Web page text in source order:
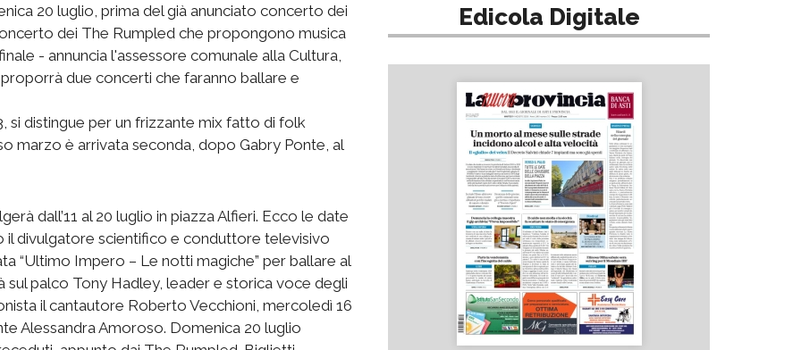
20 luglio, prima del già anunciato concerto dei
dei The Rumpled che propongono musica
- annuncia l'assessore comunale alla Cultura,
due concerti che faranno ballare e
si distingue per un frizzante mix fatto di folk
marzo è arrivata seconda, dopo Gabry Ponte, al
dall’11 al 20 luglio in piazza Alfieri. Ecco le date
il divulgatore scientifico e conduttore televisivo
“Ultimo Impero – Le notti magiche” per ballare al
sul palco Tony Hadley, leader e storica voce degli
il cantautore Roberto Vecchioni, mercoledì 16
Alessandra Amoroso. Domenica 20 luglio
Edicola Digitale